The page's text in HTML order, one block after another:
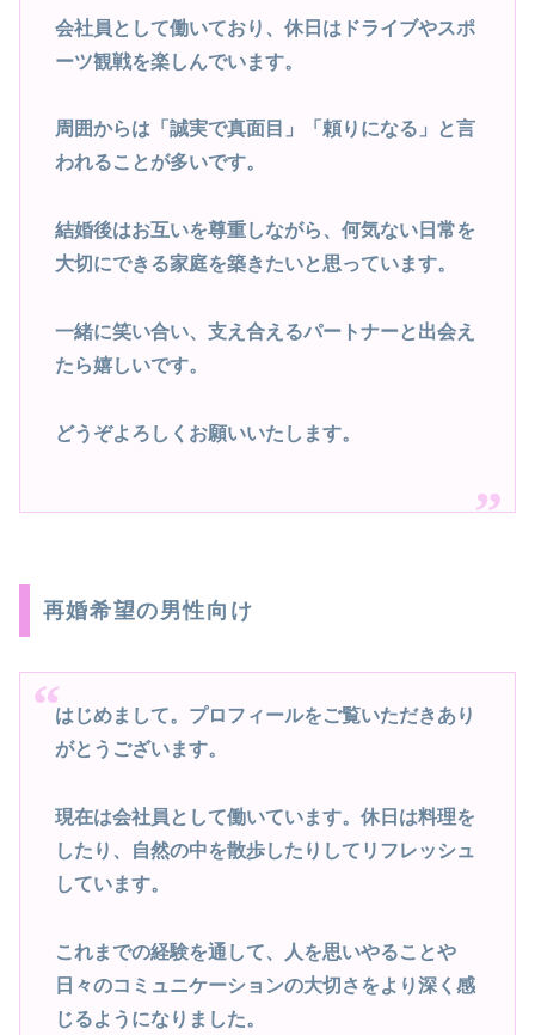
会社員として働いており、休日はドライブやスポ
ーツ観戦を楽しんでいます。
周囲からは「誠実で真面目」「頼りになる」と言
われることが多いです。
結婚後はお互いを尊重しながら、何気ない日常を
大切にできる家庭を築きたいと思っています。
一緒に笑い合い、支え合えるパートナーと出会え
たら嬉しいです。
どうぞよろしくお願いいたします。
再婚希望の男性向け
はじめまして。プロフィールをご覧いただきあり
がとうございます。
現在は会社員として働いています。休日は料理を
したり、自然の中を散歩したりしてリフレッシュ
しています。
これまでの経験を通して、人を思いやることや
日々のコミュニケーションの大切さをより深く感
じるようになりました。